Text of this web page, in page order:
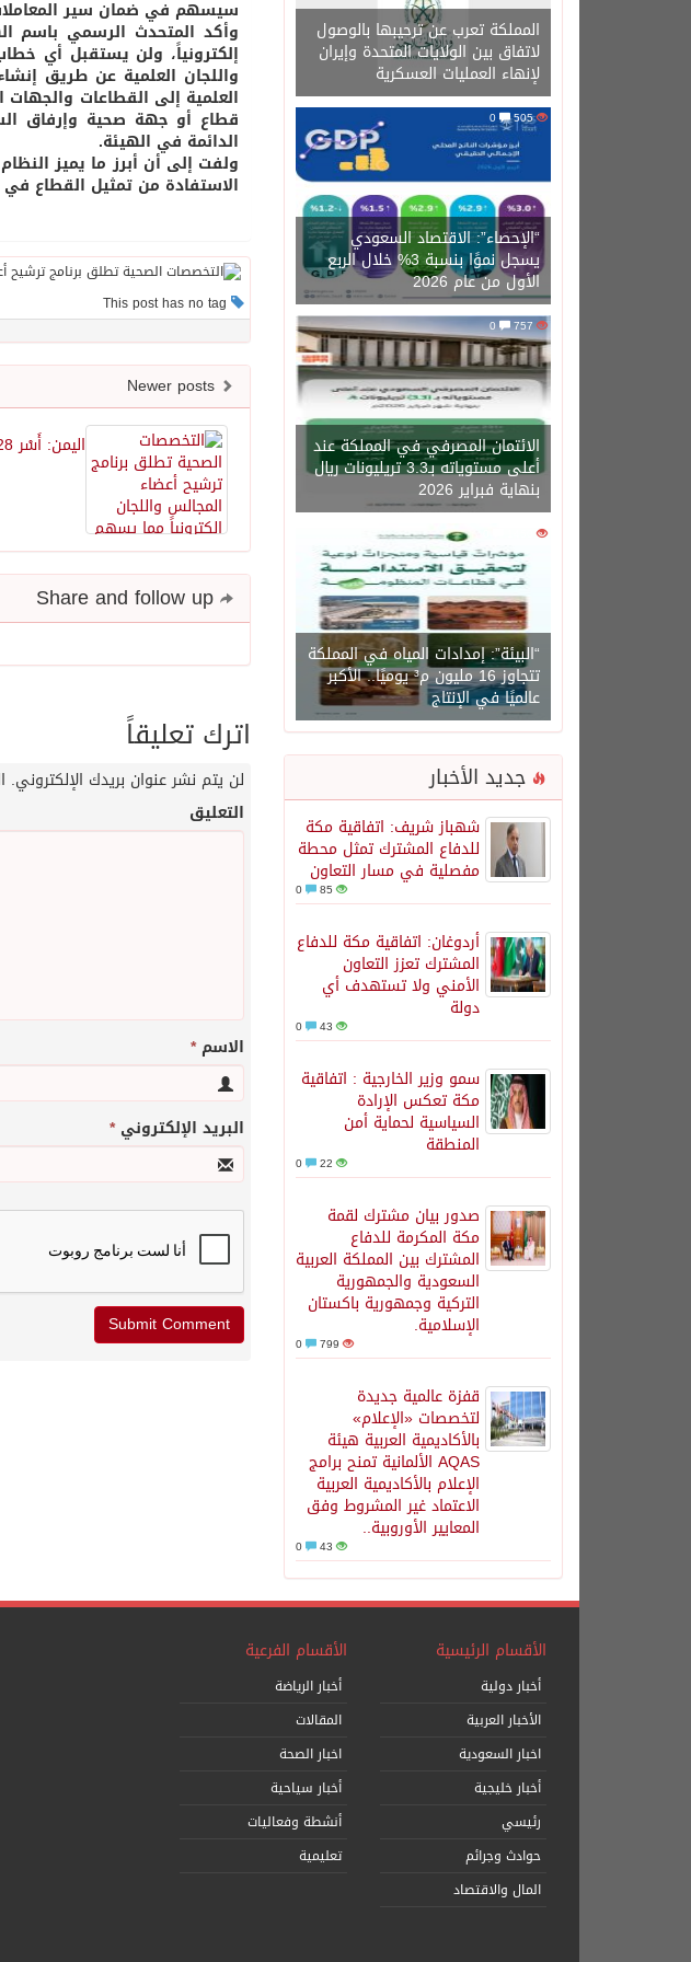
المملكة تعرب عن ترحيبها بالوصول
لاتفاق بين الولايات المتحدة وإيران
لإنهاء العمليات العسكرية
505
“الإحصاء”: الاقتصاد السعودي
يسجل نموًا بنسبة 3% خلال الربع
الأول من عام 2026
757
0
الائتمان المصرفي في المملكة عند
أعلى مستوياته بـ3.3 تريليونات ريال
بنهاية فبراير 2026
1450
“البيئة”: إمدادات المياه في المملكة
تتجاوز 16 مليون م³ يوميًا.. الأكبر
عالميًا في الإنتاج
جديد الأخبار
شهباز شريف: اتفاقية مكة
للدفاع المشترك تمثل محطة
مفصلية في مسار التعاون
85
أردوغان: اتفاقية مكة للدفاع
المشترك تعزز التعاون
الأمني ولا تستهدف أي
دولة
43
سمو وزير الخارجية : اتفاقية
مكة تعكس الإرادة
السياسية لحماية أمن
المنطقة
22
صدور بيان مشترك لقمة
مكة المكرمة للدفاع
المشترك بين المملكة العربية
السعودية والجمهورية
التركية وجمهورية باكستان
الإسلامية.
799
قفزة عالمية جديدة
لتخصصات «الإعلام»
بالأكاديمية العربية هيئة
AQAS الألمانية تمنح برامج
الإعلام بالأكاديمية العربية
الاعتماد غير المشروط وفق
المعايير الأوروبية..
43
سيسهم في ضمان سير
وأكد المتحدث الرسمي باسم
إلكترونياً، ولن يستقبل أي
واللجان العلمية عن طريق
العلمية إلى القطاعات
قطاع أو جهة صحية وإرفاق
الدائمة في الهيئة.
ولفت إلى أن أبرز ما يميز
الاستفادة من تمثيل القطاع في
اليمن: أَسْر 28 حوثياً بينهم قيادات رفيعة
اترك تعليقاً
لن يتم نشر عنوان بريدك الإلكتروني.
التعليق
الاسم*
البريد الإلكتروني*
الأقسام الرئيسية
أخبار دولية
الأخبار العربية
اخبار السعودية
أخبار خليجية
رئيسي
حوادث وجرائم
المال والاقتصاد
الأقسام الفرعية
أخبار الرياضة
المقالات
اخبار الصحة
أخبار سياحية
أنشطة وفعاليات
تعليمية